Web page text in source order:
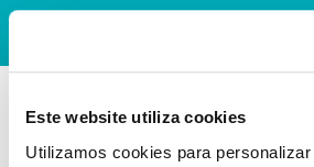
Este website utiliza cookies
Utilizamos cookies para